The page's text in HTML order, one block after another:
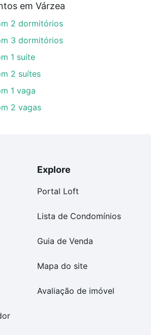
em Várzea
2 dormitórios
3 dormitórios
1 suíte
2 suítes
1 vaga
2 vagas
Explore
Portal Loft
Lista de Condomínios
Guia de Venda
Mapa do site
Avaliação de imóvel